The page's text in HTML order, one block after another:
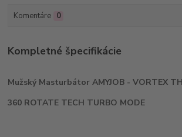
Komentáre 0
Kompletné špecifikácie
Mužský Masturbátor AMYJOB - VORTEX
360 ROTATE TECH TURBO MODE